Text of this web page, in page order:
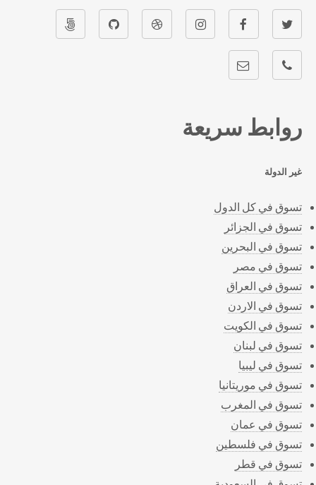
روابط سريعة
غير الدولة
تسوق في كل الدول
تسوق في الجزائر
تسوق في البحرين
تسوق في مصر
تسوق في العراق
تسوق في الاردن
تسوق في الكويت
تسوق في لبنان
تسوق في ليبيا
تسوق في موريتانيا
تسوق في المغرب
تسوق في عمان
تسوق في فلسطين
تسوق في قطر